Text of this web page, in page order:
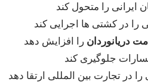
ایرانی را متحول کند
را در کشتی ها اجرایی کند
دریانوردان را افزایش دهد
جلوگیری کند
را در تجارت بین المللی ارتقا دهد